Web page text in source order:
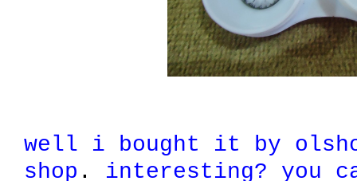
well i bought it by
shop . interesting? you